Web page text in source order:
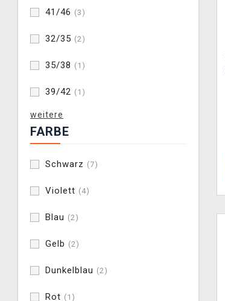
41/46 (3)
32/35 (2)
35/38 (1)
39/42 (1)
weitere
FARBE
Schwarz (7)
Violett (4)
Blau (2)
Gelb (2)
Dunkelblau (2)
Rot (1)